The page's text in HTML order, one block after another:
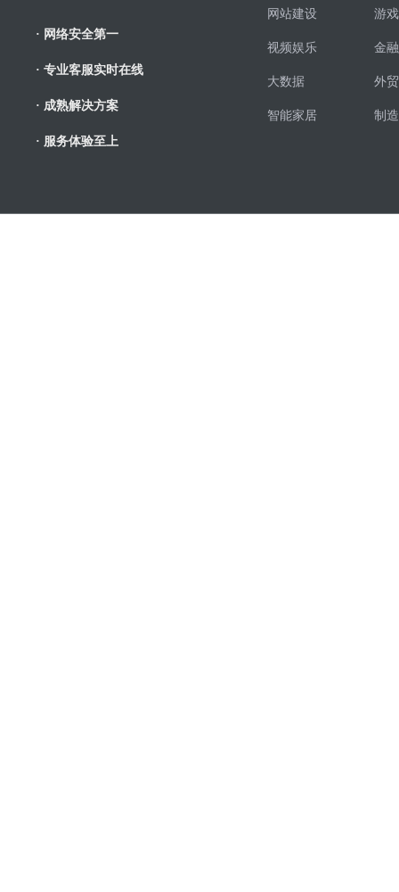
· 网络安全第一
· 专业客服实时在线
· 成熟解决方案
· 服务体验至上
网站建设 游
视频娱乐 金
大数据 外
智能家居 制